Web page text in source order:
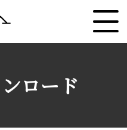
ロード